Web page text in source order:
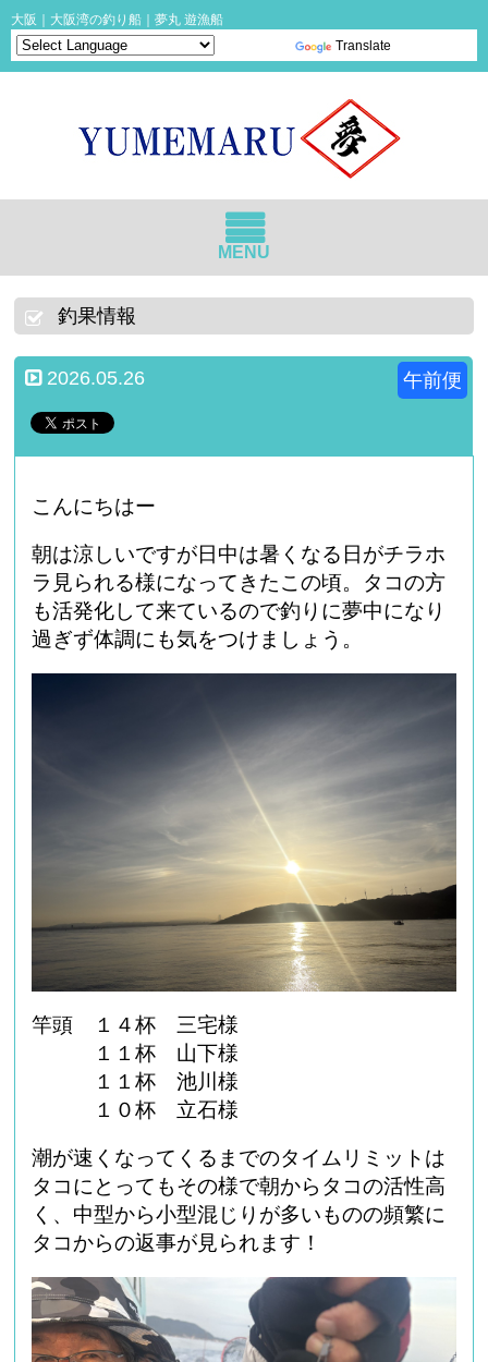
大阪｜大阪湾の釣り船｜夢丸 遊漁船
Translate
MENU
釣果情報
2026.05.26 午前便
こんにちはー
朝は涼しいですが日中は暑くなる日がチラホ
ラ見られる様になってきたこの頃。タコの方
も活発化して来ているので釣りに夢中になり
過ぎず体調にも気をつけましょう。
竿頭 １４杯 三宅様
１１杯 山下様
１１杯 池川様
１０杯 立石様
潮が速くなってくるまでのタイムリミットは
タコにとってもその様で朝からタコの活性高
く、中型から小型混じりが多いものの頻繁に
タコからの返事が見られます！